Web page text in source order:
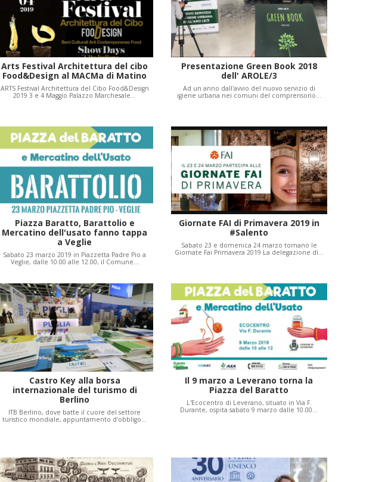
Arts Festival Architettura del cibo
Food&Design al MACMa di Matino
ARTS Festival Architettura del Cibo Food&Design
2019 3 e 4 Maggio Palazzo Marchesale…
Presentazione Green Book 2018
dell' AROLE/3
Ad un anno dall'avvio del nuovo servizio di
igiene urbana nei comuni del comprensorio…
Piazza Baratto, Barattolio e
Mercatino dell'usato fanno tappa
a Veglie
Sabato 23 marzo 2019 in Piazzetta Padre Pio a
Veglie, dalle 10.00 alle 12.00, il Comune…
Giornate FAI di Primavera 2019 in
#Salento
Sabato 23 e domenica 24 marzo tornano le
Giornate Fai Primavera 2019 La delegazione di…
Castro Key alla borsa
internazionale del turismo di
Berlino
ITB Berlino, dove batte il cuore del settore
turistico mondiale, appuntamento d'obbligo…
Il 9 marzo a Leverano torna la
Piazza del Baratto
L'Ecocentro di Leverano, situato in Via F.
Durante, ospita sabato 9 marzo dalle 10.00…